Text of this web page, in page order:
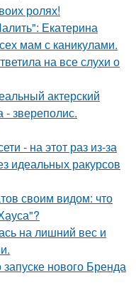
ролях!
Екатерина
мам с каникулами.
на все слухи о
актерский
- звереполис.
- на этот раз из-за
идеальных ракурсов
своим видом: что
на лишний вес и
нового Бренда